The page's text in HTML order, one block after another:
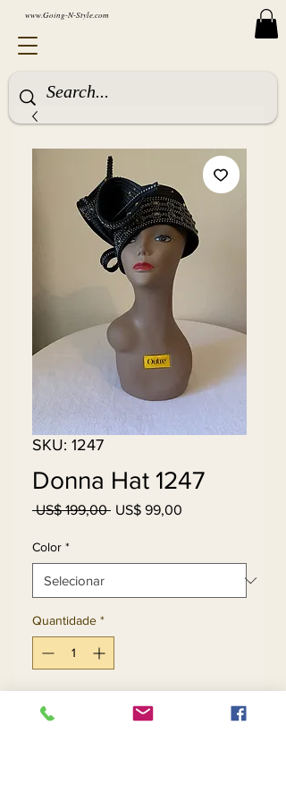
www.Going-N-Style.com
SKU: 1247
Donna Hat 1247
US$ 199,00 Preço
US$ 99,00
Color *
Quantidade *
Adicionar ao carrinho